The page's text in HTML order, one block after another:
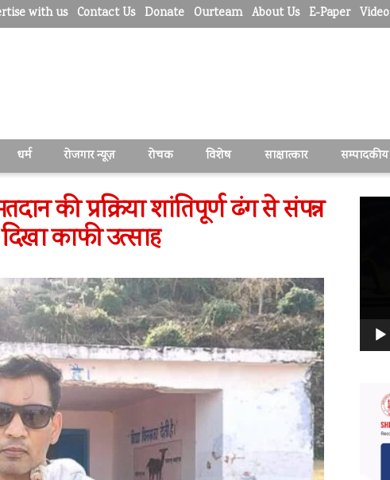
with us Contact Us Donate Ourteam About Us E-Paper Video
धर्म रोजगार न्यूज़ रोचक विशेष साक्षात्कार सम्पादकीय
की प्रक्रिया शांतिपूर्ण ढंग से संपन्न
काफी उत्साह